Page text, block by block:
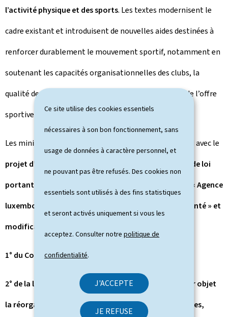
Ce site utilise des cookies essentiels
nécessaires à son bon fonctionnement, sans
usage de données à caractère personnel, et
ne pouvant pas être refusés. Des cookies non
essentiels sont utilisés à des fins statistiques
et seront activés uniquement si vous les
acceptez. Consulter notrepolitique de
confidentialité.
J'ACCEPTE
JE REFUSE
l’activité physique et des sports. Les textes modernisent le
cadre existant et introduisent de nouvelles aides destinées à
renforcer durablement le mouvement sportif, notamment en
soutenant les capacités organisationnelles des clubs, la
qualité de l’encadrement sportif, le développement de l’offre
sportive et leur contribution à la cohésion sociale.
Les ministres réunis en Conseil ont marqué leur accord avec le
projet d’amendements gouvernementaux au projet de loi
portant création d’un établissement public nommé « Agence
luxembourgeoise des médicaments et produits de santé » et
modification :
1° du Code de la sécurité sociale ;
2° de la loi modifiée du 25 septembre 1953 ayant pour objet
la réorganisation du contrôle des denrées alimentaires,